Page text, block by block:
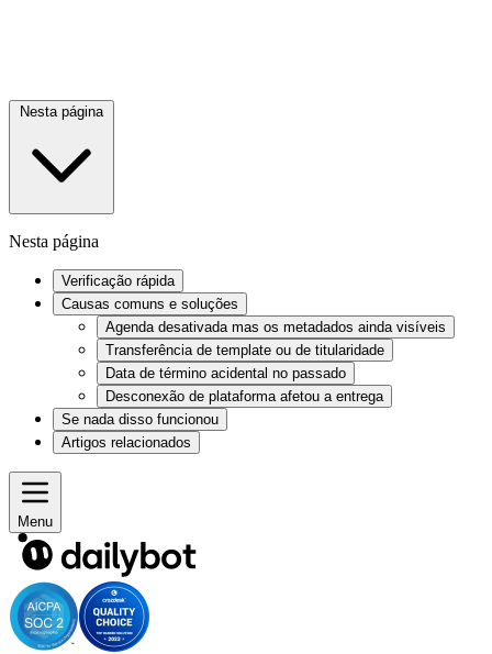
Nesta página
Nesta página
Verificação rápida
Causas comuns e soluções
Agenda desativada mas os metadados ainda visíveis
Transferência de template ou de titularidade
Data de término acidental no passado
Desconexão de plataforma afetou a entrega
Se nada disso funcionou
Artigos relacionados
Menu